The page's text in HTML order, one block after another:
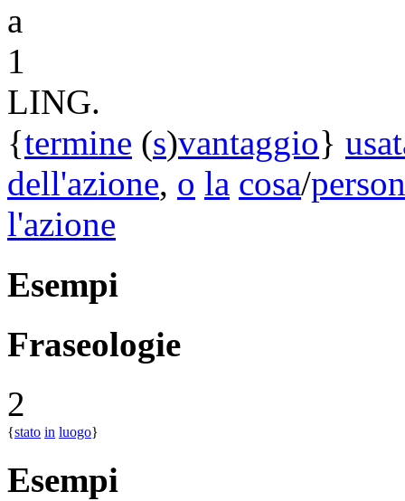
a
1
LING.
{termine (s)vantaggio}
dell'azione, o la cosa/
l'azione
Esempi
Fraseologie
2
{stato in luogo}
Esempi